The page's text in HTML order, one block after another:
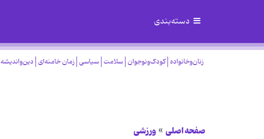
دسته‌بندی
زنان‌وخانواده کودک‌ونوجوان سلامت سیاسی زمان خامنه‌ای دین‌واندیشه
صفحه اصلی ورزشی